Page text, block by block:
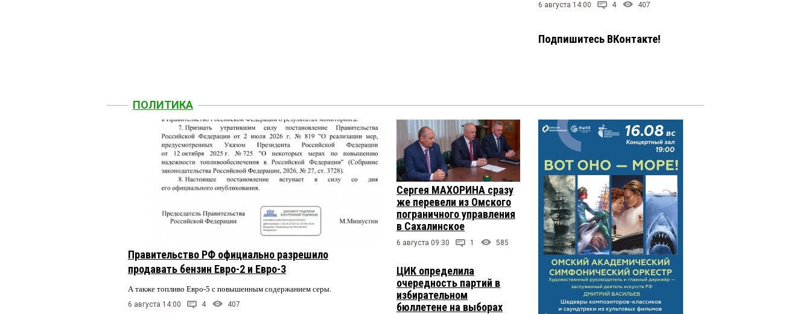
6 августа 14:00 4 407
Подпишитесь ВКонтакте!
ПОЛИТИКА
Правительство РФ официально разрешило
продавать бензин Евро-2 и Евро-3
А также топливо Евро-5 с повышенным содержанием серы.
6 августа 14:00 4 407
Сергея МАХОРИНА сразу
же перевели из Омского
пограничного управления
в Сахалинское
6 августа 09:30 1 585
ЦИК определила
очередность партий в
избирательном
бюллетене на выборах